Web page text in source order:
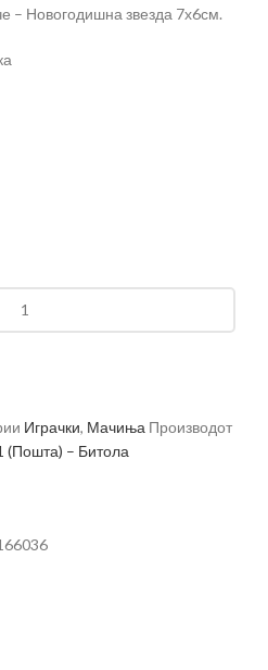
– Новогодишна звезда 7х6см.
Играчки, Мачиња Производот
(Пошта) – Битола